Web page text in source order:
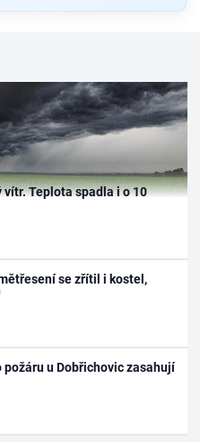
vítr. Teplota spadla i o 10
se zřítil i kostel,
u Dobřichovic zasahují